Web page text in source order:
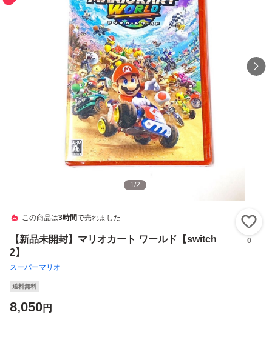
1/2
この商品は3時間で売れました
【新品未開封】マリオカート ワールド【switch
2】
スーパーマリオ
0
送料無料
8,050円